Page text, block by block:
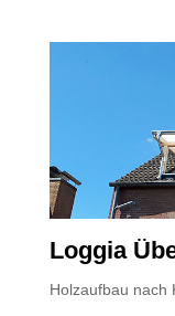
Loggia
Holzaufbau nach